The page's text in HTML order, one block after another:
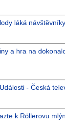
láká
a hra na
- Česká
k Röllerovu